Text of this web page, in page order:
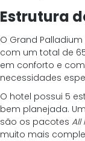
Estrutura
O Grand
com um total de
em conforto e
necessidades
O hotel possui 5
bem planejada.
são os pacotes All
muito mais